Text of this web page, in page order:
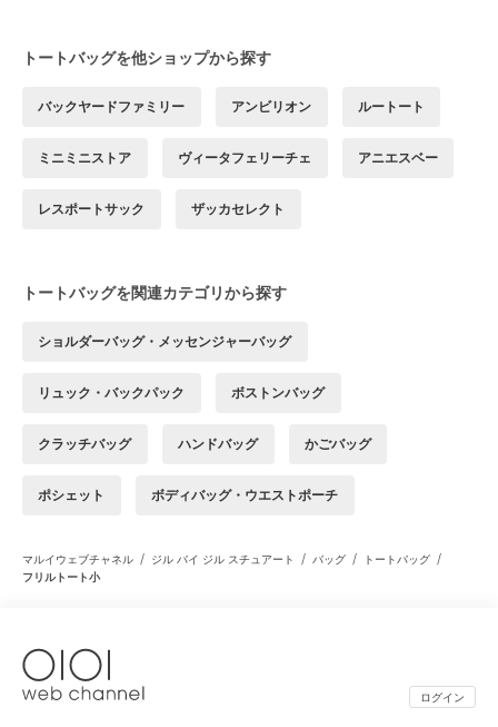
トートバッグを他ショップから探す
バックヤードファミリー アンビリオン ルートート
ミニミニストア ヴィータフェリーチェ アニエスベー
レスポートサック ザッカセレクト
トートバッグを関連カテゴリから探す
ショルダーバッグ・メッセンジャーバッグ
リュック・バックパック ボストンバッグ
クラッチバッグ ハンドバッグ かごバッグ
ポシェット ボディバッグ・ウエストポーチ
マルイウェブチャネル / ジル バイ ジル スチュアート / バッグ / トートバッグ /
フリルトート小
ログイン